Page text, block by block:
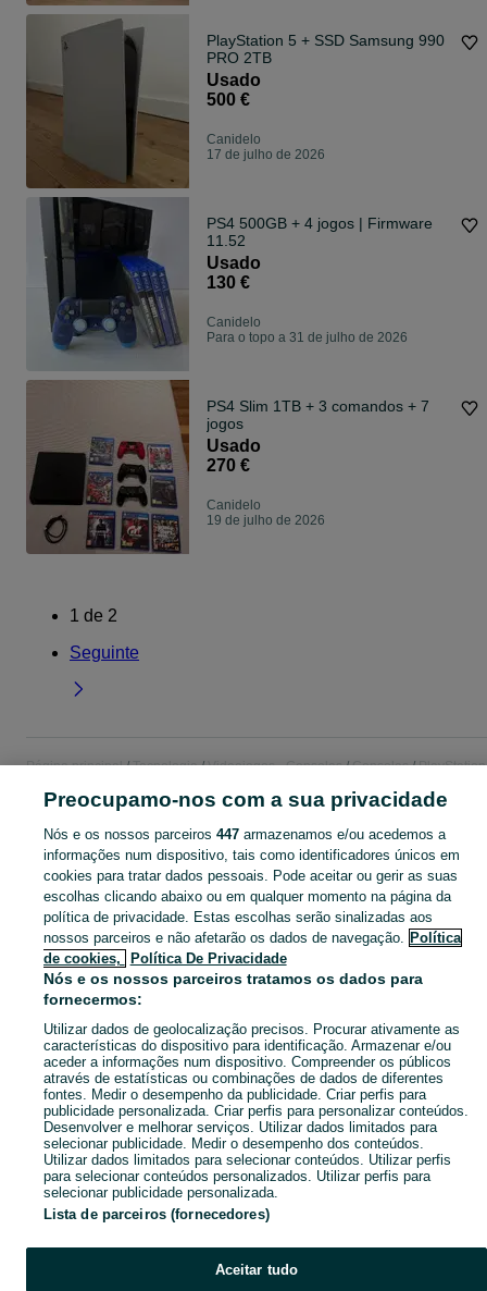
PlayStation 5 + SSD Samsung 990
PRO 2TB
Usado
500 €
Canidelo
17 de julho de 2026
PS4 500GB + 4 jogos | Firmware
11.52
Usado
130 €
Canidelo
Para o topo a 31 de julho de 2026
PS4 Slim 1TB + 3 comandos + 7
jogos
Usado
270 €
Canidelo
19 de julho de 2026
1 de 2
Seguinte
Página principal Tecnologia Videojogos - Consolas Consolas
PlayStation
CATEGORIA
Navegue pelos últimos anúncios de PlayStation em Canidelo no OLX Portugal. Compre e venda produtos locais com facilidade e segurança. Mostrar
Mapa do site
Mapa das freguesias
Mapa de mini-sites
Pesquisas populares
Preocupamo-nos com a sua privacidade
Nós e os nossos parceiros 447armazenamos e/ou acedemos a
informações num dispositivo, tais como identificadores únicos em
cookies para tratar dados pessoais. Pode aceitar ou gerir as suas
escolhas clicando abaixo ou em qualquer momento na página da
política de privacidade. Estas escolhas serão sinalizadas aos
nossos parceiros e não afetarão os dados de navegação. Política
de cookies,
Política De Privacidade
Nós e os nossos parceiros tratamos os dados para
fornecermos:
Utilizar dados de geolocalização precisos. Procurar ativamente as
características do dispositivo para identificação. Armazenar e/ou
aceder a informações num dispositivo. Compreender os públicos
através de estatísticas ou combinações de dados de diferentes
fontes. Medir o desempenho da publicidade. Criar perfis para
publicidade personalizada. Criar perfis para personalizar conteúdos.
Desenvolver e melhorar serviços. Utilizar dados limitados para
selecionar publicidade. Medir o desempenho dos conteúdos.
Utilizar dados limitados para selecionar conteúdos. Utilizar perfis
para selecionar conteúdos personalizados. Utilizar perfis para
selecionar publicidade personalizada.
Lista de parceiros (fornecedores)
Aceitar tudo